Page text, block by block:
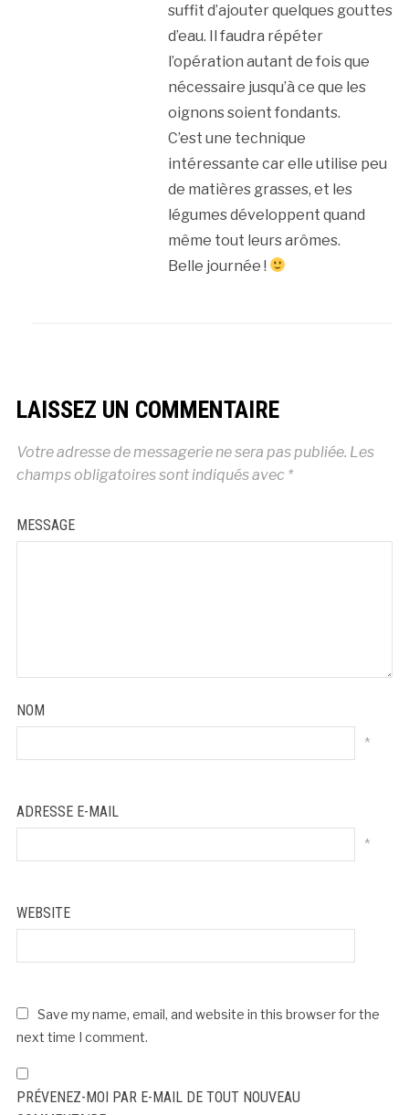
suffit d’ajouter quelques gouttes
d’eau. Il faudra répéter
l’opération autant de fois que
nécessaire jusqu’à ce que les
oignons soient fondants.
C’est une technique
intéressante car elle utilise peu
de matières grasses, et les
légumes développent quand
même tout leurs arômes.
Belle journée !
LAISSEZ UN COMMENTAIRE
Votre adresse de messagerie ne sera pas publiée. Les
champs obligatoires sont indiqués avec *
MESSAGE
NOM
*
ADRESSE E-MAIL
*
WEBSITE
Save my name, email, and website in this browser for the
next time I comment.
PRÉVENEZ-MOI PAR E-MAIL DE TOUT NOUVEAU